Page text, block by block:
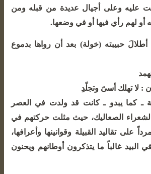
عليه وعلى أجيال عديدة من قبله ومن
أو لهم رأي فيها أو في وضعها.
حبيبته (خولة) بعد أن رواها بدموع
أسىً وتجلّدِ
ـ كما يبدو ـ كانت قد ولدت في العصر
الصعاليك، حيث مثلت حركتهم في
على تقاليد القبيلة وقوانينها وأعرافها،
البيد غالباً ما يتذكرون أوطانهم ويحنون